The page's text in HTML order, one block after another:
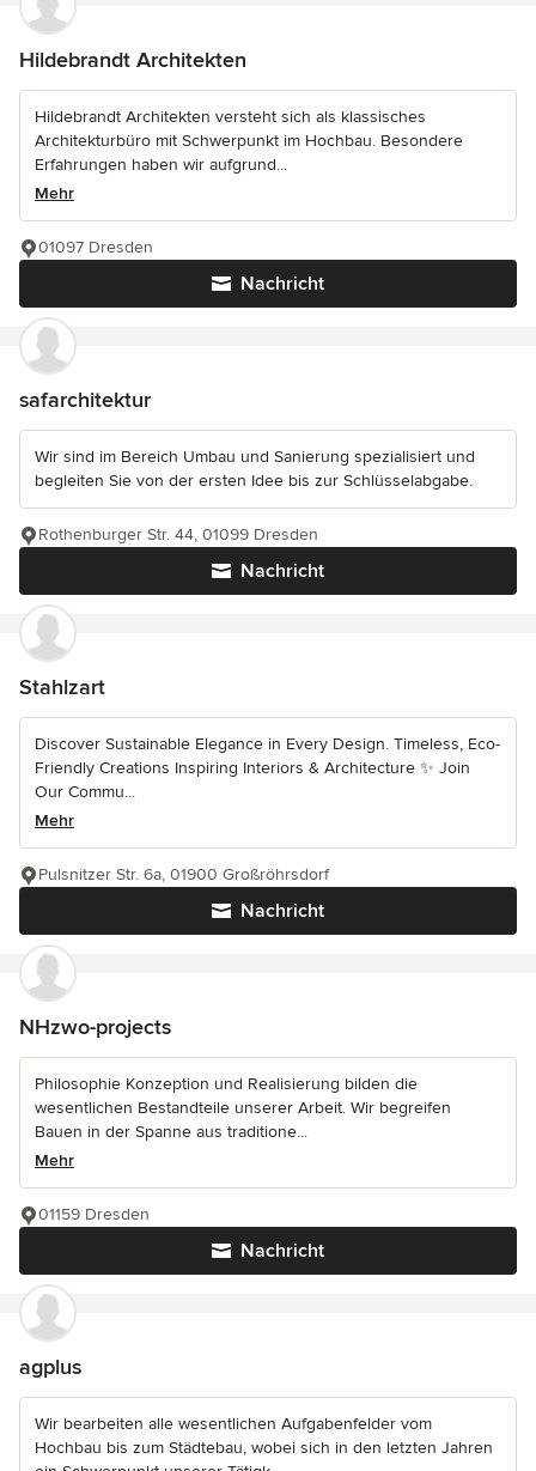
Hildebrandt Architekten
Hildebrandt Architekten versteht sich als klassisches
Architekturbüro mit Schwerpunkt im Hochbau. Besondere
Erfahrungen haben wir aufgrund...
Mehr
Nachricht
01097 Dresden
safarchitektur
Wir sind im Bereich Umbau und Sanierung spezialisiert und
begleiten Sie von der ersten Idee bis zur Schlüsselabgabe.
Nachricht
Rothenburger Str. 44, 01099 Dresden
Stahlzart
Discover Sustainable Elegance in Every Design. Timeless, Eco-
Friendly Creations Inspiring Interiors & Architecture ✨ Join
Our Commu...
Mehr
Nachricht
Pulsnitzer Str. 6a, 01900 Großröhrsdorf
NHzwo-projects
Philosophie Konzeption und Realisierung bilden die
wesentlichen Bestandteile unserer Arbeit. Wir begreifen
Bauen in der Spanne aus traditione...
Mehr
Nachricht
01159 Dresden
agplus
Wir bearbeiten alle wesentlichen Aufgabenfelder vom
Hochbau bis zum Städtebau, wobei sich in den letzten Jahren